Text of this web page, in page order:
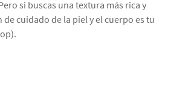
si buscas una textura más rica y
cuidado de la piel y el cuerpo es tu